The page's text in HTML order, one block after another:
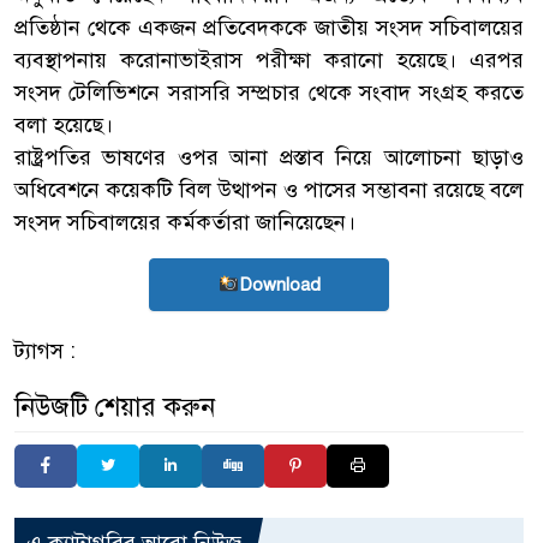
প্রতিষ্ঠান থেকে একজন প্রতিবেদককে জাতীয় সংসদ সচিবালয়ের
ব্যবস্থাপনায় করোনাভাইরাস পরীক্ষা করানো হয়েছে। এরপর
সংসদ টেলিভিশনে সরাসরি সম্প্রচার থেকে সংবাদ সংগ্রহ করতে
বলা হয়েছে।
রাষ্ট্রপতির ভাষণের ওপর আনা প্রস্তাব নিয়ে আলোচনা ছাড়াও
অধিবেশনে কয়েকটি বিল উত্থাপন ও পাসের সম্ভাবনা রয়েছে বলে
সংসদ সচিবালয়ের কর্মকর্তারা জানিয়েছেন।
Download
ট্যাগস :
নিউজটি শেয়ার করুন